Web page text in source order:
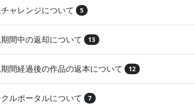
ャレンジについて 5
間中の返却について 13
間経過後の作品の返本について 12
ルポータルについて 7